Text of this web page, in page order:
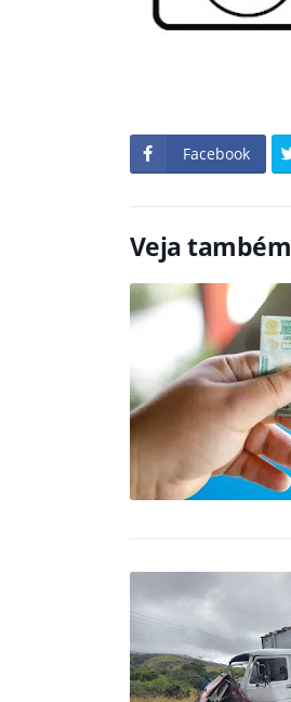
Facebook
Veja também